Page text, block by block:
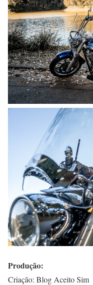
Produção:
Criação: Blog Aceito Sim